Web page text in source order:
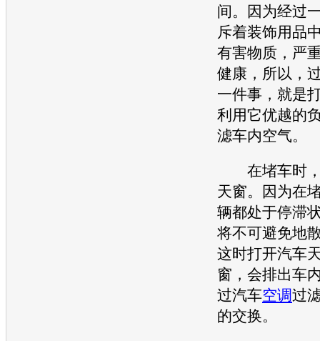
间。因为经过
斥着装饰用品
有害物质，严
健康，所以，
一件事，就是
利用它优越的
滤车内空气。
在堵车时，
天窗。因为在
辆都处于停滞
将不可避免地
这时打开汽车
窗，会排出车
过汽车空调过
的交换。